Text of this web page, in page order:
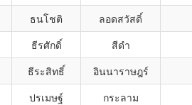
ธนโชติ ลอดสวัสดิ์
ธีรศักดิ์ สีดำ
ธีระสิทธิ์ อินนาราษฎร์
ปรเมษฐ์ กระลาม